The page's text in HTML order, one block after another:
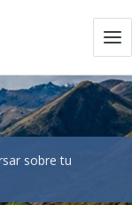
sobre tu